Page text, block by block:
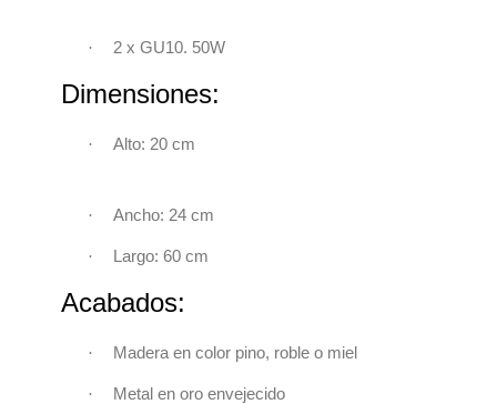
· 2 x GU10. 50W
Dimensiones:
· Alto: 20 cm
· Ancho: 24 cm
· Largo: 60 cm
Acabados:
· Madera en color pino, roble o miel
· Metal en oro envejecido